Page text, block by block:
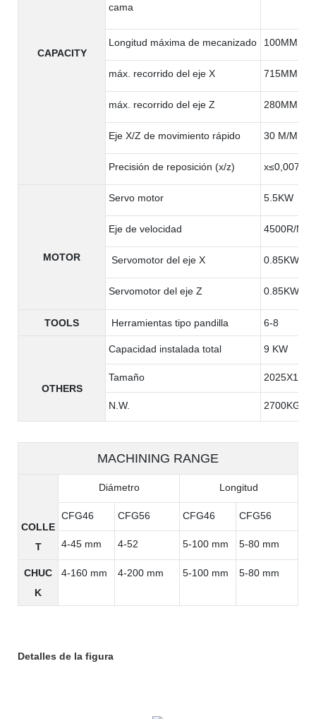
CAPACITY
cama
Longitud máxima de mecanizado 100MM
máx. recorrido del eje X 715MM
máx. recorrido del eje Z 280MM
Eje X/Z de movimiento rápido 30 M/MIN
Precisión de reposición (x/z)
MOTOR
Servo motor 5.5KW
Eje de velocidad 4500R/MIN
Servomotor del eje X 0.85KW
Servomotor del eje Z 0.85KW
TOOLS Herramientas tipo pandilla 6-8
OTHERS
Capacidad instalada total 9 KW
Tamaño
N.W. 2700KG
MACHINING RANGE
COLLE
T
Diámetro Longitud
CFG46 CFG56 CFG46 CFG56
4-45 mm 4-52 5-100 mm 5-80 mm
CHUC
K
4-160 mm 4-200 mm 5-100 mm 5-80 mm
Detalles de la figura